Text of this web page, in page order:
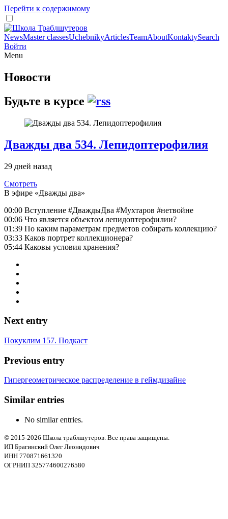
Перейти к содержимому
NewsMaster classesUchebnikyArticlesTeamAboutKontaktySearch
Войти
Menu
Новости
Будьте в курсе
Дважды два 534. Лепидоптерофилия
29 дней назад
Смотреть
В эфире «Дважды два»
00:00 Вступление #ДваждыДва #Мухтаров #нетвойне
00:06 Что является объектом лепидоптерофилии?
01:39 По каким параметрам предметов собирать коллекцию?
03:33 Каков портрет коллекционера?
05:44 Каковы условия хранения?
Next entry
Покуклим 157. Подкаст
Previous entry
Гипергеометрическое распределение в геймдизайне
Similar entries
No similar entries.
© 2015-2026 Школа траблшутеров. Все права защищены.
ИП Брагинский Олег Леонидович
ИНН 770871661320
ОГРНИП 325774600276580